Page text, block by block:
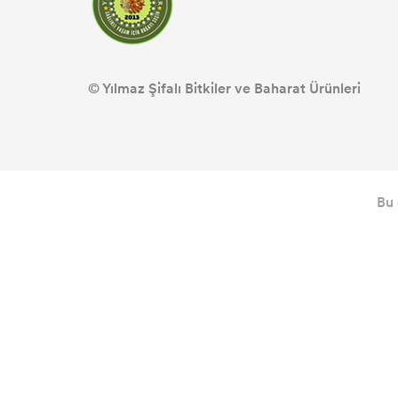
© Yılmaz Şifalı Bitkiler ve Baharat Ürünleri